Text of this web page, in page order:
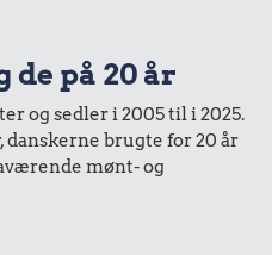
de på 20 år
og sedler i 2005 til i 2025.
brugte for 20 år
mønt- og